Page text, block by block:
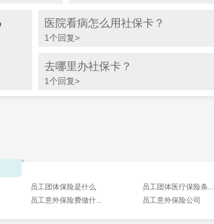
医院看病怎么用社保卡？
1个回复>
去哪里办社保卡？
1个回复>
员工团体保险是什么
员工团体医疗保险条...
员工意外保险费做什... 员工意外保险公司